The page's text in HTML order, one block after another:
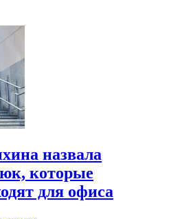
назвала
которые
для офиса